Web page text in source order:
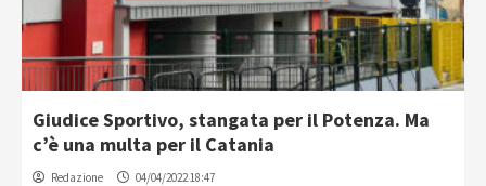
Giudice Sportivo, stangata per il Potenza. Ma
c’è una multa per il Catania
Redazione 04/04/2022 18:47